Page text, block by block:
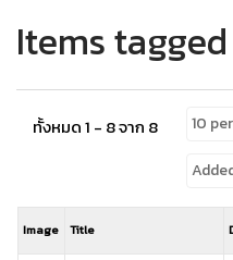
Items
ทั้งหมด 1 - 8 จาก 8
Image Title